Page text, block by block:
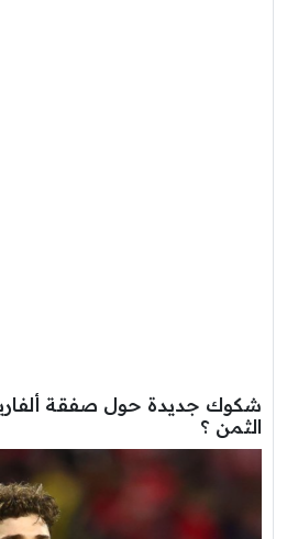
شكوك جديدة حول صفقة
الثمن ؟